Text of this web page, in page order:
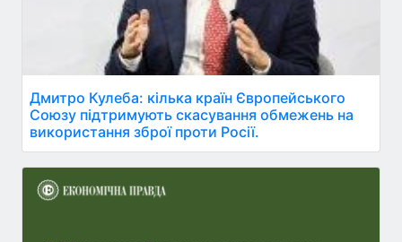
Дмитро Кулеба: кілька країн Європейського
Союзу підтримують скасування обмежень на
використання зброї проти Росії.